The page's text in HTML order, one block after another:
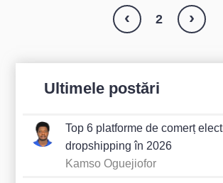
‹ 2 ›
Ultimele postări
Top 6 platforme de comerț
dropshipping în 2026
Kamso Oguejiofor